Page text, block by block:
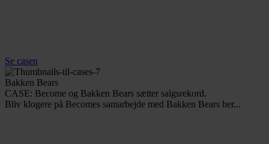
Se casen
Bakken Bears
CASE: Become og Bakken Bears sætter salgsrekord.
Bliv klogere på Becomes samarbejde med Bakken Bears her...